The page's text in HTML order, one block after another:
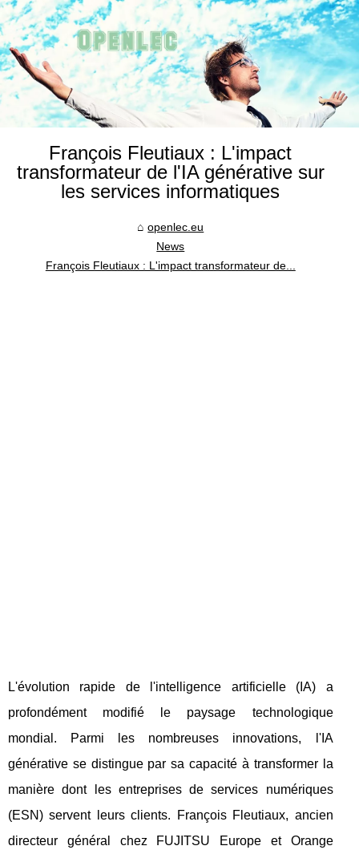
François Fleutiaux : L'impact
transformateur de l'IA générative sur
les services informatiques
openlec.eu
News
François Fleutiaux : L'impact transformateur de...
L'évolution rapide de l'intelligence artificielle (IA) a
profondément modifié le paysage technologique
mondial. Parmi les nombreuses innovations, l'IA
générative se distingue par sa capacité à transformer la
manière dont les entreprises de services numériques
(ESN) servent leurs clients. François Fleutiaux, ancien
directeur général chez FUJITSU Europe et Orange